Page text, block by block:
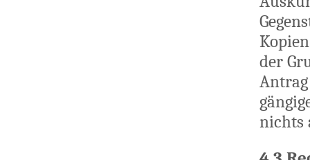
der
nichts